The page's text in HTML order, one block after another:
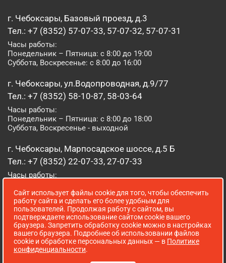
г. Чебоксары, Базовый проезд, д.3
Тел.: +7 (8352) 57-07-33, 57-07-32, 57-07-31
Часы работы:
Понедельник – Пятница: с 8:00 до 19:00
Суббота, Воскресенье: с 8:00 до 16:00
г. Чебоксары, ул.Водопроводная, д.9/77
Тел.: +7 (8352) 58-10-87, 58-03-64
Часы работы:
Понедельник – Пятница: с 8:00 до 18:00
Суббота, Воскресенье - выходной
г. Чебоксары, Марпосадское шоссе, д.5 Б
Тел.: +7 (8352) 22-07-33, 27-07-33
Часы работы:
Суббота, Воскресенье: с 8:00 до 16:00
г. Йошкар-Ола, ул. Луначарского, д. 52 А
Тел.: (8362) 41-07-31
Часы работы:
Понедельник – Пятница: с 8:00 до 18:00
Сайт использует файлы cookie для того, чтобы обеспечить
работу сайта и сделать его более удобным для
пользователей. Продолжая работу с сайтом, вы
подтверждаете использование сайтом cookie вашего
браузера. Запретить обработку cookie можно в настройках
вашего браузера. Подробнее об использовании файлов
cookie и обработке персональных данных — в Политике
конфиденциальности.